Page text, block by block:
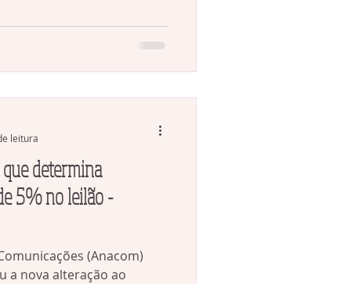
determina
5% no leilão -
(Anacom)
a nova alteração ao
leitura